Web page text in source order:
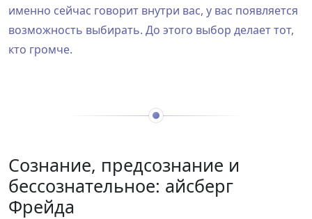
именно сейчас говорит внутри вас, у вас появляется
возможность выбирать. До этого выбор делает тот,
кто громче.
Сознание, предсознание и
бессознательное: айсберг
Фрейда